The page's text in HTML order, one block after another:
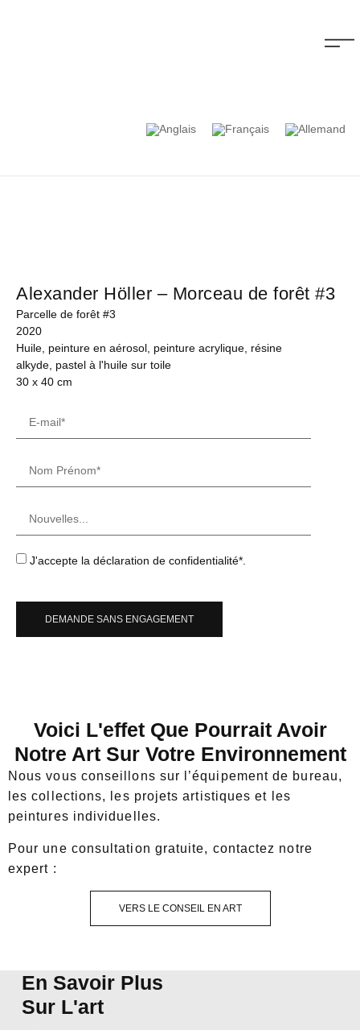
Alexander Höller – Morceau de forêt #3
Parcelle de forêt #3
2020
Huile, peinture en aérosol, peinture acrylique, résine
alkyde, pastel à l'huile sur toile
30 x 40 cm
J'accepte la déclaration de confidentialité*.
DEMANDE SANS ENGAGEMENT
Voici L'effet Que Pourrait Avoir
Notre Art Sur Votre Environnement
Nous vous conseillons sur l’équipement de bureau,
les collections, les projets artistiques et les
peintures individuelles.
Pour une consultation gratuite, contactez notre
expert :
VERS LE CONSEIL EN ART
En Savoir Plus
Sur L'art